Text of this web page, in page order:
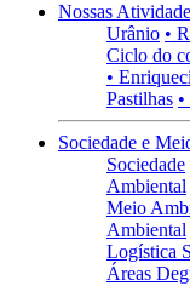
Nossas
Urânio •
Ciclo do
•
Pastilhas
Sociedade e
Sociedade
Ambiental
Meio
Ambiental
Logística
Áreas